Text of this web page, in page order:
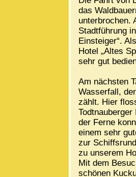
das
unterbrochen.
Stadtführung
Einsteiger“.
Hotel „Altes
sehr gut
Am nächsten
Wasserfall,
zählt. Hier
der Ferne
einem sehr
zur
zu unserem
Mit dem
schönen